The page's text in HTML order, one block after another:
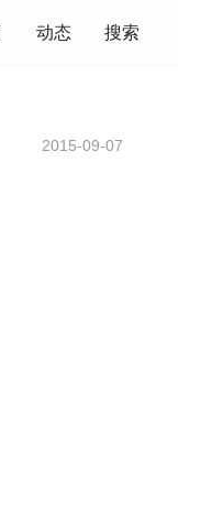
动态 搜索
2015-09-07